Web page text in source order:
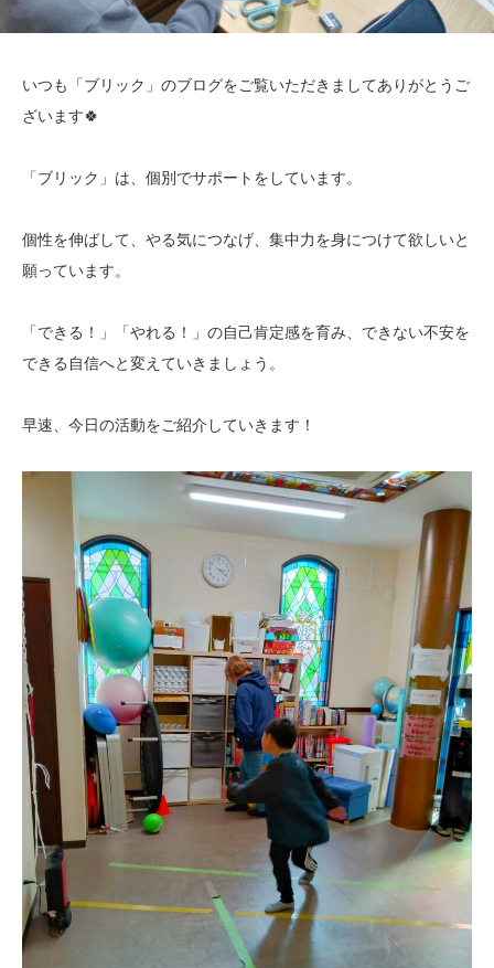
いつも「ブリック」のブログをご覧いただきましてありがとうご
ざいます🍀
「ブリック」は、個別でサポートをしています。
個性を伸ばして、やる気につなげ、集中力を身につけて欲しいと
願っています。
「できる！」「やれる！」の自己肯定感を育み、できない不安を
できる自信へと変えていきましょう。
早速、今日の活動をご紹介していきます！